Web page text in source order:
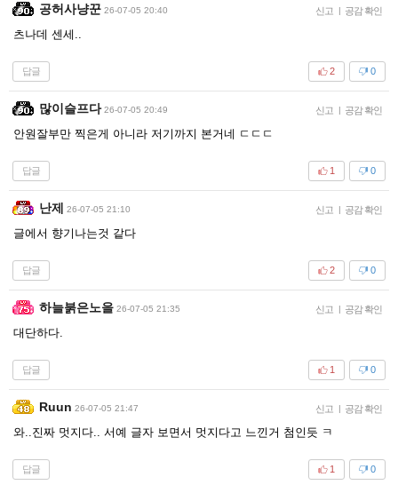
공허사냥꾼 26-07-05 20:40 신고 | 공감 확인
츠나데 센세..
답글 0
2
많이슬프다 26-07-05 20:49 신고 | 공감 확인
안원잘부만 찍은게 아니라 저기까지 본거네 ㄷㄷㄷ
답글 0
1
난제 26-07-05 21:10 신고 | 공감 확인
글에서 향기나는것 같다
답글 0
2
하늘붉은노을 26-07-05 21:35 신고 | 공감 확인
대단하다.
답글 0
1
Ruun 26-07-05 21:47 신고 | 공감 확인
와..진짜 멋지다.. 서예 글자 보면서 멋지다고 느낀거 첨인듯 ㅋ
답글 0
1